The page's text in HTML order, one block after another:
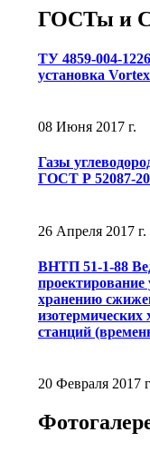
ГОСТы и
ТУ 4859-004-
установка
08 Июня 2017 г.
Газы
ГОСТ Р 52087-
26 Апреля 2017 г.
ВНТП 51-1-88
проектирование
хранению
станций
20 Февраля 2017